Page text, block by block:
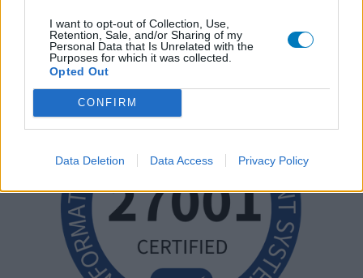
I want to opt-out of Collection, Use,
Retention, Sale, and/or Sharing of my
Personal Data that Is Unrelated with the
Purposes for which it was collected.
Opted Out
CONFIRM
Data Deletion Data Access Privacy Policy